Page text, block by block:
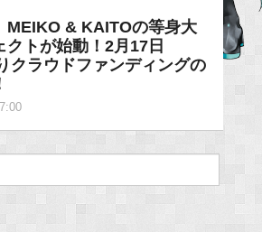
MEIKO & KAITOの等身大
クトが始動！2月17日
クラウドファンディングの